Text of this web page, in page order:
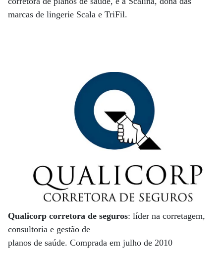
marcas de lingerie Scala e TriFil.
Qualicorp corretora de seguros: líder na corretagem,
consultoria e gestão de
planos de saúde. Comprada em julho de 2010